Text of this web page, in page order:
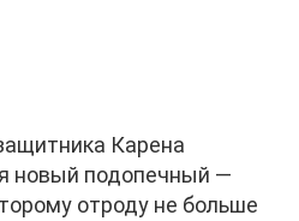
Карена
новый подопечный —
отроду не больше